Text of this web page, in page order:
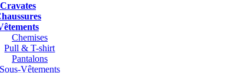
Cravates
Chemises
Pull & T-shirt
Pantalons
Vêtements